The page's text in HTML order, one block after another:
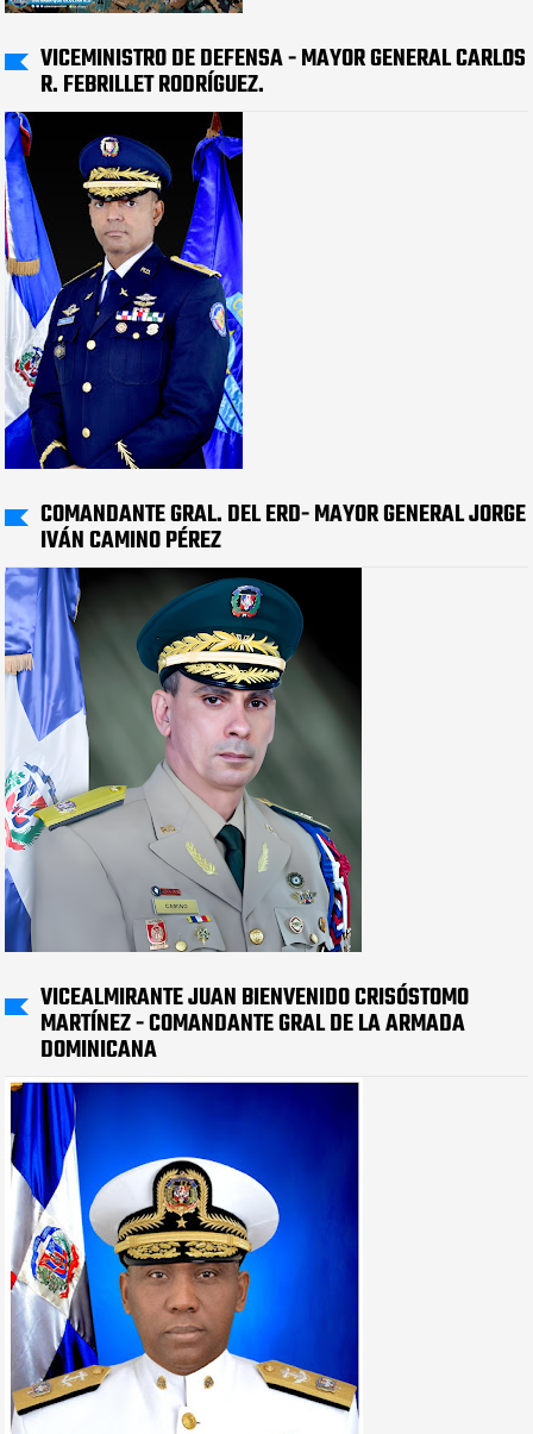
VICEMINISTRO DE DEFENSA - MAYOR GENERAL CARLOS
R. FEBRILLET RODRÍGUEZ.
COMANDANTE GRAL. DEL ERD- MAYOR GENERAL JORGE
IVÁN CAMINO PÉREZ
VICEALMIRANTE JUAN BIENVENIDO CRISÓSTOMO
MARTÍNEZ - COMANDANTE GRAL DE LA ARMADA
DOMINICANA